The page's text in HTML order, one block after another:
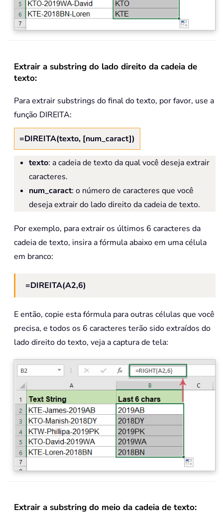
Extrair a substring do lado direito da cadeia de
texto:
Para extrair substrings do final do texto, por favor, use a
função DIREITA:
=DIREITA(texto, [num_caract])
texto: a cadeia de texto da qual você deseja extrair
caracteres.
num_caract: o número de caracteres que você
deseja extrair do lado direito da cadeia de texto.
Por exemplo, para extrair os últimos 6 caracteres da
cadeia de texto, insira a fórmula abaixo em uma célula
em branco:
=DIREITA(A2,6)
E então, copie esta fórmula para outras células que você
precisa, e todos os 6 caracteres terão sido extraídos do
lado direito do texto, veja a captura de tela:
Extrair a substring do meio da cadeia de texto: